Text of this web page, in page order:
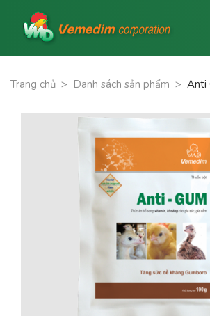
Trang chủ > Danh sách sản phẩm > Anti